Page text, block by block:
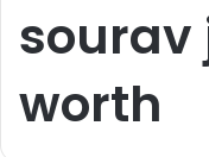
sourav
worth